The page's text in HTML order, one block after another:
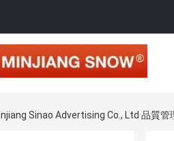
Sinao Advertising Co., Ltd 品質管